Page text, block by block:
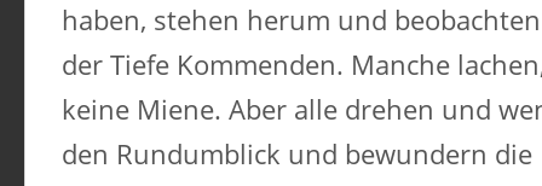
haben, stehen herum und
der Tiefe Kommenden. Manche
keine Miene. Aber alle drehen und
den Rundumblick und bewundern